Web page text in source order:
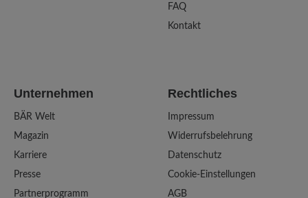
FAQ
Kontakt
Unternehmen
BÄR Welt
Magazin
Karriere
Presse
Partnerprogramm
Rechtliches
Impressum
Widerrufsbelehrung
Datenschutz
Cookie-Einstellungen
AGB